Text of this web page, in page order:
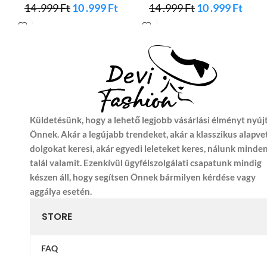
14 .999Ft10 .999Ft 14 .999Ft10 .999Ft
Küldetésünk, hogy a lehető legjobb vásárlási élményt
Önnek. Akár a legújabb trendeket, akár a klasszikus
dolgokat keresi, akár egyedi leleteket keres, nálunk
talál valamit. Ezenkívül ügyfélszolgálati csapatunk mindig
készen áll, hogy segítsen Önnek bármilyen kérdése vagy
aggálya esetén.
STORE
FAQ